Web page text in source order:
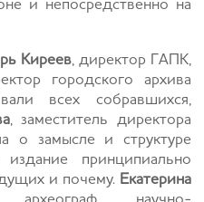
и непосредственно на
Киреев, директор ГАПК,
городского архива
всех собравшихся,
, заместитель директора
о замысле и структуре
принципиально
и почему. Екатерина